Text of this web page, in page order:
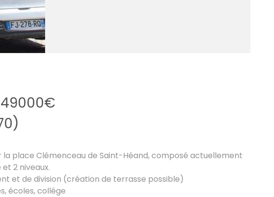
place Clémenceau de Saint-Héand, composé actuellement
2 niveaux.
et de division (création de terrasse possible)
écoles, collége